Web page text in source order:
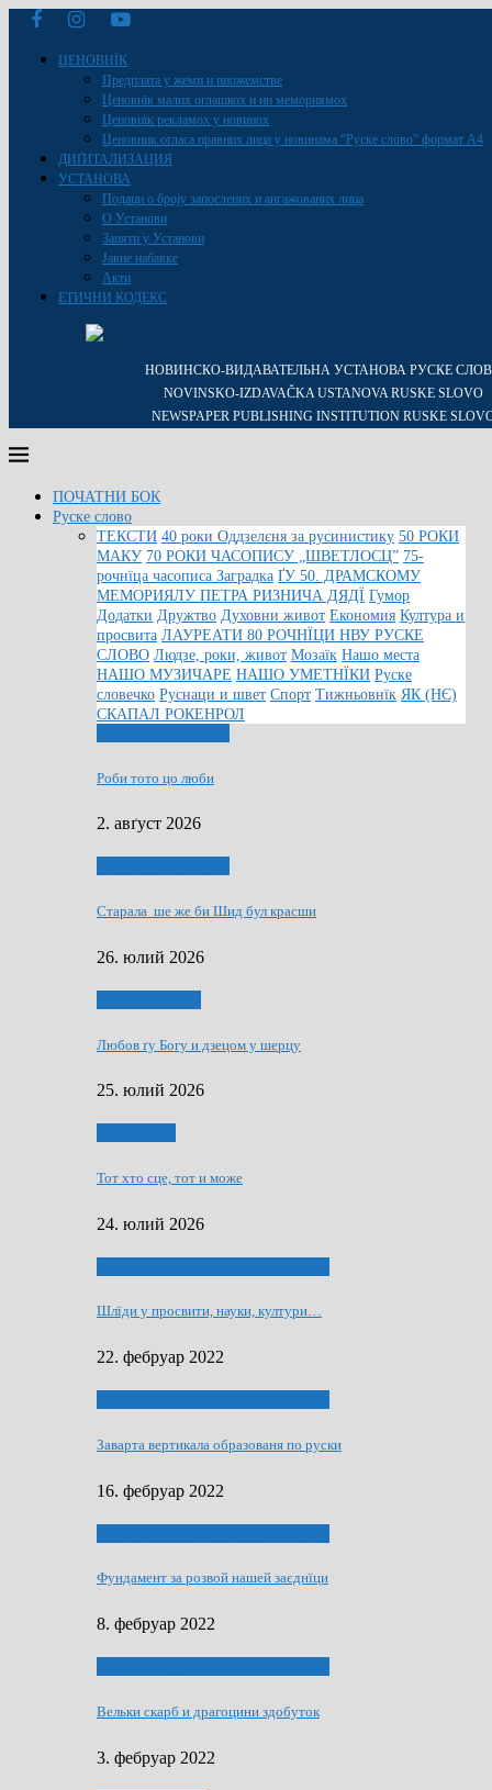
ЦЕНОВНЇК
Предплата у жеми и иножемстве
Ценовнїк малих оглашкох и ин мемориямох
Ценовнїк рекламох у новинох
Ценовник огласа правних лица у новинама “Руске слово” формат A4
ДИҐИТАЛИЗАЦИЯ
УСТАНОВА
Подаци о броју запослених и ангажованих лица
О Установи
Заняти у Установи
Јавне набавке
Акти
ЕТИЧНИ КОДЕКС
НОВИНСКО-ВИДАВАТЕЛЬНА УСТАНОВА РУСКЕ
NOVINSKO-IZDAVAČKA USTANOVA RUSKE SLOVO
NEWSPAPER PUBLISHING INSTITUTION RUSKE
ПОЧАТНИ БОК
Руске слово
ТЕКСТИ 40 роки Оддзелєня за русинистику 50 РОКИ
МАКУ 70 РОКИ ЧАСОПИСУ „ШВЕТЛОСЦ” 75-
рочнїца часописа Заградка ҐУ 50. ДРАМСКОМУ
МЕМОРИЯЛУ ПЕТРА РИЗНИЧА ДЯДЇ Гумор
Додатки Дружтво Духовни живот Економия Култура и
просвита ЛАУРЕАТИ 80 РОЧНЇЦИ НВУ РУСКЕ
СЛОВО Людзе, роки, живот Мозаїк Нашо места
НАШО МУЗИЧАРЕ НАШО УМЕТНЇКИ Руске
словечко Руснаци и швет Спорт Тижньовнїк ЯК (НЄ)
СКАПАЛ РОКЕНРОЛ
Роби тото цо люби
2. авґуст 2026
Старала ше же би Шид бул красши
26. юлий 2026
Любов ґу Богу и дзецом у шерцу
25. юлий 2026
Тот хто сце, тот и може
24. юлий 2026
Шлїди у просвити, науки, култури…
22. фебруар 2022
Заварта вертикала образованя по руски
16. фебруар 2022
Фундамент за розвой нашей заєднїци
8. фебруар 2022
Вельки скарб и драгоцини здобуток
3. фебруар 2022